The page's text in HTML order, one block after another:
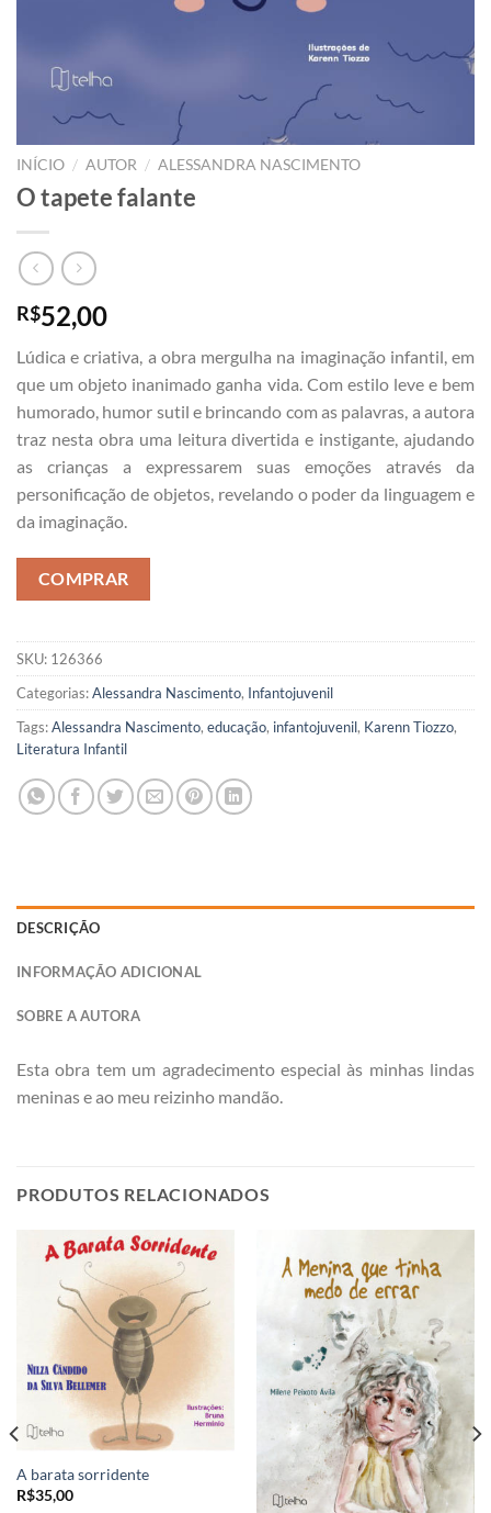
INÍCIO / AUTOR / ALESSANDRA NASCIMENTO
O tapete falante
R$52,00
Lúdica e criativa, a obra mergulha na imaginação infantil, em
que um objeto inanimado ganha vida. Com estilo leve e bem
humorado, humor sutil e brincando com as palavras, a autora
traz nesta obra uma leitura divertida e instigante, ajudando
as crianças a expressarem suas emoções através da
personificação de objetos, revelando o poder da linguagem e
da imaginação.
COMPRAR
SKU: 126366
Categorias:Alessandra Nascimento, Infantojuvenil
Tags:Alessandra Nascimento, educação, infantojuvenil, Karenn Tiozzo,
Literatura Infantil
DESCRIÇÃO
INFORMAÇÃO ADICIONAL
SOBRE A AUTORA
Esta obra tem um agradecimento especial às minhas lindas
meninas e ao meu reizinho mandão.
PRODUTOS RELACIONADOS
A barata sorridente
R$35,00